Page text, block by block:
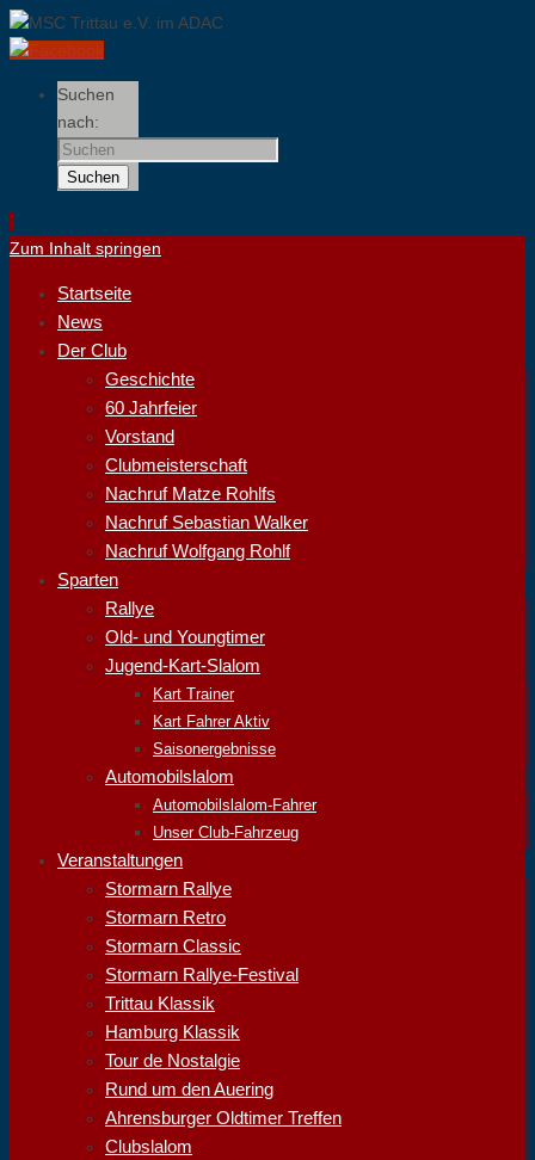
Suchen
nach:
Suchen
Zum Inhalt springen
Startseite
News
Der Club
Geschichte
60 Jahrfeier
Vorstand
Clubmeisterschaft
Nachruf Matze Rohlfs
Nachruf Sebastian Walker
Nachruf Wolfgang Rohlf
Sparten
Rallye
Old- und Youngtimer
Jugend-Kart-Slalom
Kart Trainer
Kart Fahrer Aktiv
Saisonergebnisse
Automobilslalom
Automobilslalom-Fahrer
Unser Club-Fahrzeug
Veranstaltungen
Stormarn Rallye
Stormarn Retro
Stormarn Classic
Stormarn Rallye-Festival
Trittau Klassik
Hamburg Klassik
Tour de Nostalgie
Rund um den Auering
Ahrensburger Oldtimer Treffen
Clubslalom